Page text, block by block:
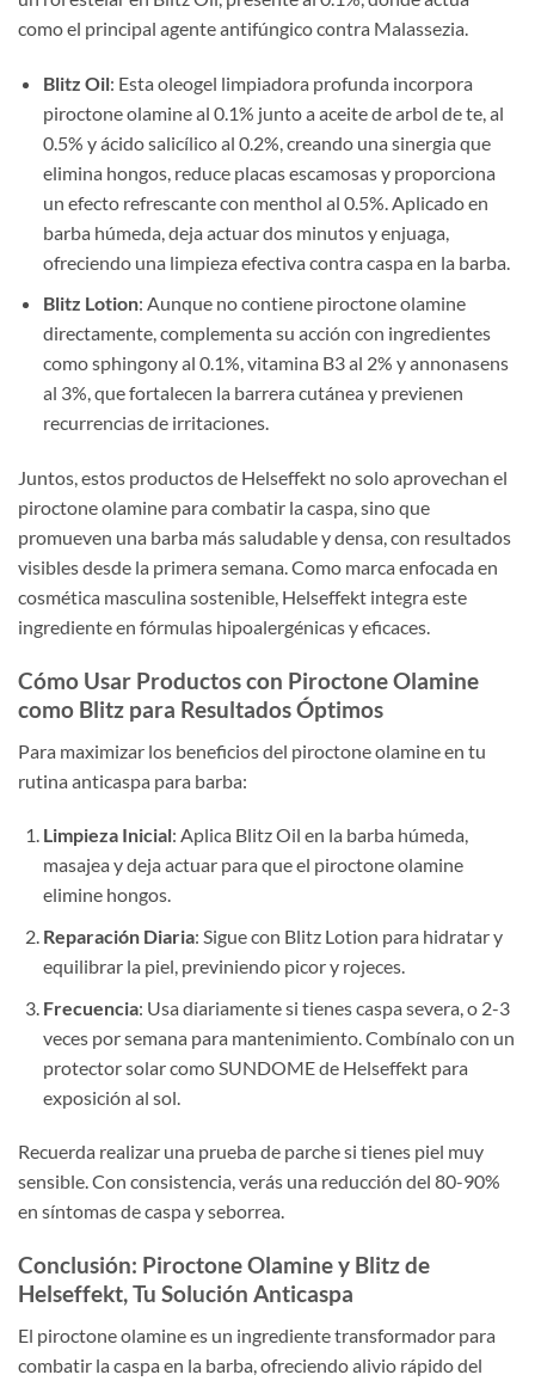
como el principal agente antifúngico contra Malassezia.
Blitz Oil: Esta oleogel limpiadora profunda incorpora
piroctone olamine al 0.1% junto a aceite de arbol de te, al
0.5% y ácido salicílico al 0.2%, creando una sinergia que
elimina hongos, reduce placas escamosas y proporciona
un efecto refrescante con menthol al 0.5%. Aplicado en
barba húmeda, deja actuar dos minutos y enjuaga,
ofreciendo una limpieza efectiva contra caspa en la barba.
Blitz Lotion: Aunque no contiene piroctone olamine
directamente, complementa su acción con ingredientes
como sphingony al 0.1%, vitamina B3 al 2% y annonasens
al 3%, que fortalecen la barrera cutánea y previenen
recurrencias de irritaciones.
Juntos, estos productos de Helseffekt no solo aprovechan el
piroctone olamine para combatir la caspa, sino que
promueven una barba más saludable y densa, con resultados
visibles desde la primera semana. Como marca enfocada en
cosmética masculina sostenible, Helseffekt integra este
ingrediente en fórmulas hipoalergénicas y eficaces.
Cómo Usar Productos con Piroctone Olamine
como Blitz para Resultados Óptimos
Para maximizar los beneficios del piroctone olamine en tu
rutina anticaspa para barba:
Limpieza Inicial: Aplica Blitz Oil en la barba húmeda,
masajea y deja actuar para que el piroctone olamine
elimine hongos.
Reparación Diaria: Sigue con Blitz Lotion para hidratar y
equilibrar la piel, previniendo picor y rojeces.
Frecuencia: Usa diariamente si tienes caspa severa, o 2-3
veces por semana para mantenimiento. Combínalo con un
protector solar como SUNDOME de Helseffekt para
exposición al sol.
Recuerda realizar una prueba de parche si tienes piel muy
sensible. Con consistencia, verás una reducción del 80-90%
en síntomas de caspa y seborrea.
Conclusión: Piroctone Olamine y Blitz de
Helseffekt, Tu Solución Anticaspa
El piroctone olamine es un ingrediente transformador para
combatir la caspa en la barba, ofreciendo alivio rápido del